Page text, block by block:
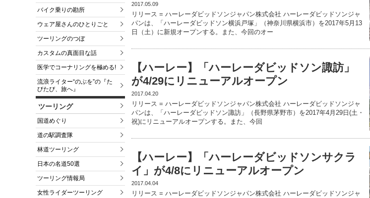
バイク乗りの勘所
ウェア屋さんのひとりごと
ツーリングのつぼ
カスタムの真面目な話
医学でコーナリングを極める!
流浪ライター“のぶを”の『た
びたび、旅へ』
ツーリング
国道めぐり
道の駅調査隊
林道ツーリング
日本の名道50選
ツーリング情報局
女性ライダーツーリング
2017.05.09
リリース = ハーレーダビッドソンジャパン株式会社 ハーレーダビッドソンジャ
パンは、「ハーレーダビッドソン横浜戸塚」（神奈川県横浜市）を2017年5月13
日（土）に新規オープンする。また、今回のオー
【ハーレー】「ハーレーダビッドソン諏訪」
が4/29にリニューアルオープン
2017.04.20
リリース = ハーレーダビッドソンジャパン株式会社 ハーレーダビッドソンジャ
パンは、「ハーレーダビッドソン諏訪」（長野県茅野市）を2017年4月29日(土・
祝)にリニューアルオープンする。また、今回
【ハーレー】「ハーレーダビッドソンサクラ
イ」が4/8にリニューアルオープン
2017.04.04
リリース = ハーレーダビッドソンジャパン株式会社 ハーレーダビッドソンジャ